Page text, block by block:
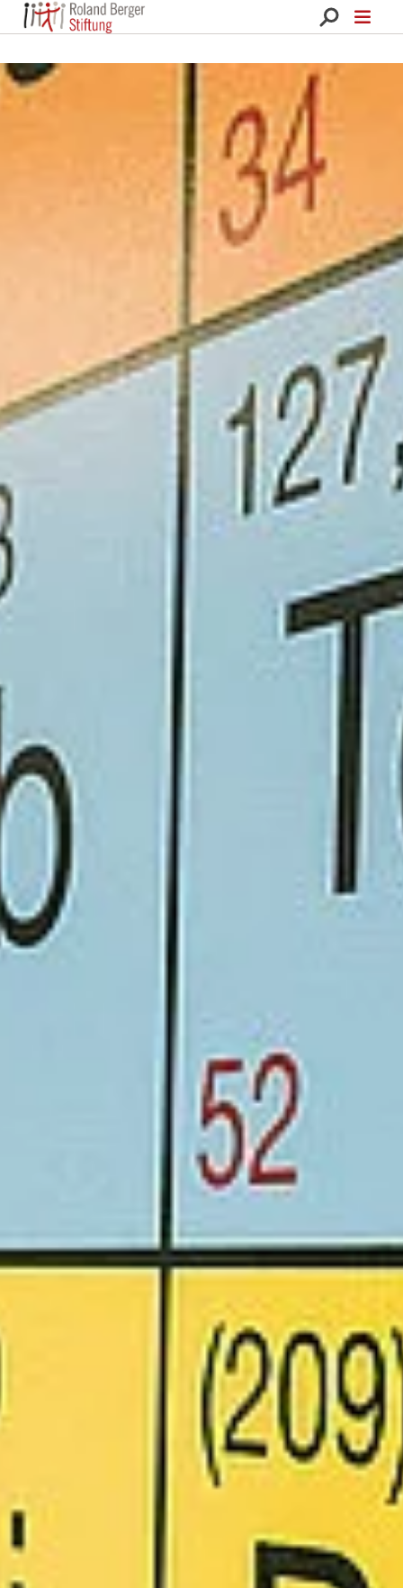
Roland Berger Stiftung